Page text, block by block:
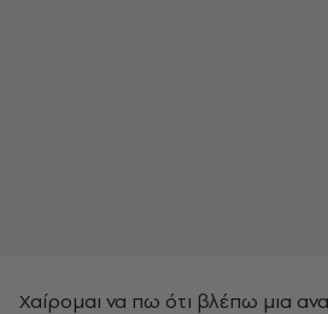
Χαίρομαι να πω ότι βλέπω μια